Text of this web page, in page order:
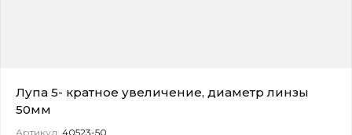
Лупа 5- кратное увеличение, диаметр линзы
50мм
Артикул: 40523-50